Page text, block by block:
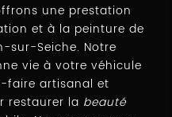
une prestation
et à la peinture de
sur-Seiche. Notre
vie à votre véhicule
faire artisanal et
restaurer la beauté